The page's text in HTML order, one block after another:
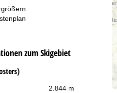
zum Skigebiet
2.844 m